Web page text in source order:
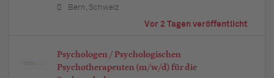
Bern, Schweiz
Vor 2 Tagen veröffentlicht
Psychologen / Psychologischen
Psychotherapeuten (m/w/d) für die